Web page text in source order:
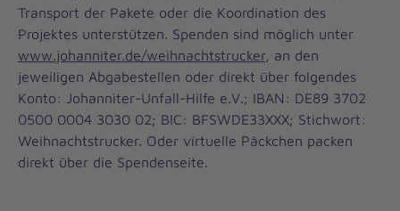
Transport der Pakete oder die Koordination des
Projektes unterstützen. Spenden sind möglich unter
www.johanniter.de/weihnachtstrucker, an den
jeweiligen Abgabestellen oder direkt über folgendes
Konto: Johanniter-Unfall-Hilfe e.V.; IBAN: DE89 3702
0500 0004 3030 02; BIC: BFSWDE33XXX; Stichwort:
Weihnachtstrucker. Oder virtuelle Päckchen packen
direkt über die Spendenseite.